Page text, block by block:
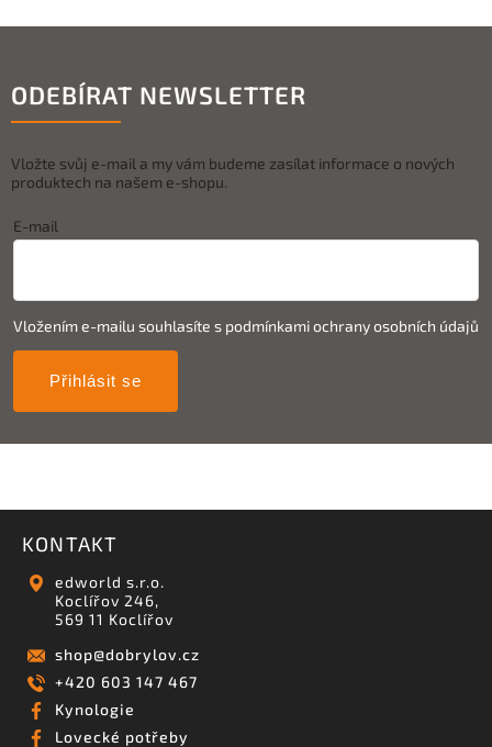
ODEBÍRAT NEWSLETTER
Vložte svůj e-mail a my vám budeme zasílat informace o nových
produktech na našem e-shopu.
E-mail
Vložením e-mailu souhlasíte s podmínkami ochrany osobních údajů
Přihlásit se
KONTAKT
edworld s.r.o.
Koclířov 246,
569 11 Koclířov
shop@dobrylov.cz
+420 603 147 467
Kynologie
Lovecké potřeby